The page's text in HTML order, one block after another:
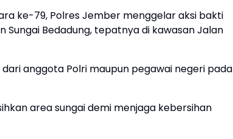
ke-79, Polres Jember menggelar aksi bakti
Bedadung, tepatnya di kawasan Jalan
anggota Polri maupun pegawai negeri pada
area sungai demi menjaga kebersihan